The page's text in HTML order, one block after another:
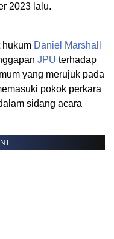
2023 lalu.
hukum Daniel Marshall
JPU terhadap
yang merujuk pada
pokok perkara
sidang acara